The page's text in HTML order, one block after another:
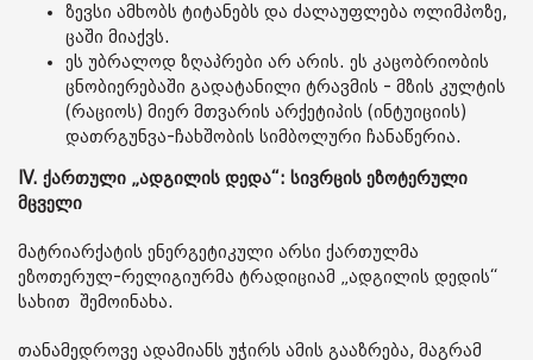
ზევსი ამხობს ტიტანებს და ძალაუფლება ოლიმპოზე,
ცაში მიაქვს.
ეს უბრალოდ ზღაპრები არ არის. ეს კაცობრიობის
ცნობიერებაში გადატანილი ტრავმის - მზის კულტის
(რაციოს) მიერ მთვარის არქეტიპის (ინტუიციის)
დათრგუნვა-ჩახშობის სიმბოლური ჩანაწერია.
IV. ქართული „ადგილის დედა“: სივრცის ეზოტერული
მცველი
მატრიარქატის ენერგეტიკული არსი ქართულმა
ეზოთერულ-რელიგიურმა ტრადიციამ „ადგილის დედის“
სახით შემოინახა.
თანამედროვე ადამიანს უჭირს ამის გააზრება, მაგრამ